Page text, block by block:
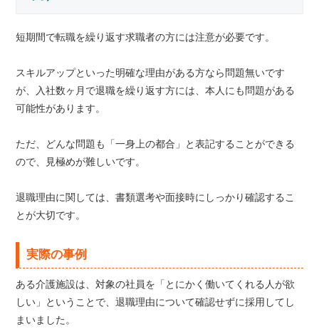
短期間で転職を繰り返す求職者の方には注意が必要です。
スキルアップといった明確な理由がある方なら問題無いです
が、入社数ヶ月で退職を繰り返す方には、本人にも問題がある
可能性があります。
ただ、どんな問題も「一身上の都合」と表記することができる
ので、見極めが難しいです。
退職理由に関しては、書類選考や面接時にしっかり確認するこ
とが大切です。
実際の事例
ある介護施設は、対象の社員を「とにかく働いてくれる人が欲
しい」ということで、退職理由について確認せずに採用してし
まいました。